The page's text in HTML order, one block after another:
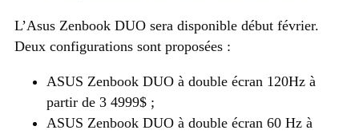
L’Asus Zenbook DUO sera disponible début février.
Deux configurations sont proposées :
ASUS Zenbook DUO à double écran 120Hz à
partir de 3 4999$ ;
ASUS Zenbook DUO à double écran 60 Hz à